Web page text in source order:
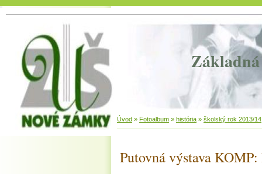
Základná
Úvod » Fotoalbum » história » školský rok 2013/14
Putovná výstava